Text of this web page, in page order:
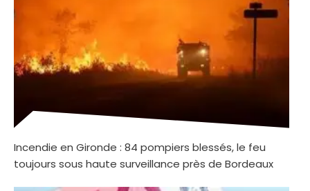
Incendie en Gironde : 84 pompiers blessés, le feu
toujours sous haute surveillance près de Bordeaux